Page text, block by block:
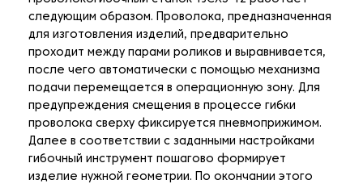
следующим образом. Проволока, предназначенная
для изготовления изделий, предварительно
проходит между парами роликов и выравнивается,
после чего автоматически с помощью механизма
подачи перемещается в операционную зону. Для
предупреждения смещения в процессе гибки
проволока сверху фиксируется пневмоприжимом.
Далее в соответствии с заданными настройками
гибочный инструмент пошагово формирует
изделие нужной геометрии. По окончании этого